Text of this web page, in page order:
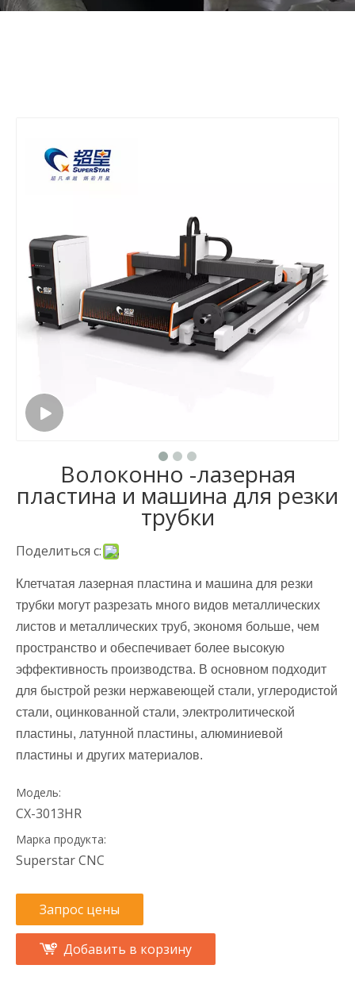
Волоконно -лазерная
пластина и машина для резки
трубки
Поделиться с:
Клетчатая лазерная пластина и машина для резки
трубки могут разрезать много видов металлических
листов и металлических труб, экономя больше, чем
пространство и обеспечивает более высокую
эффективность производства. В основном подходит
для быстрой резки нержавеющей стали, углеродистой
стали, оцинкованной стали, электролитической
пластины, латунной пластины, алюминиевой
пластины и других материалов.
Модель:
CX-3013HR
Марка продукта:
Superstar CNC
Запрос цены
Добавить в корзину